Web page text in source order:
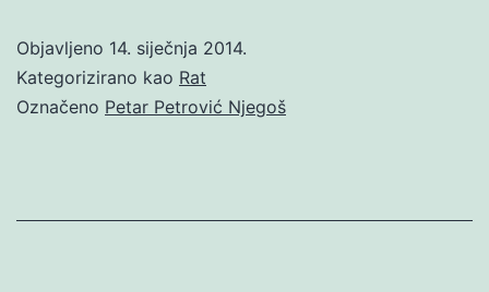
Objavljeno 14. siječnja 2014.
Kategorizirano kao Rat
Označeno Petar Petrović Njegoš